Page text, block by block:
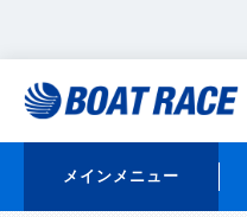
メインメニュー